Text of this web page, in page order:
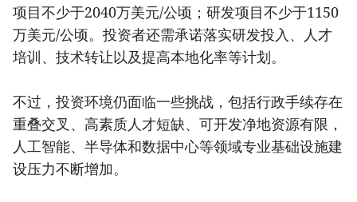
项目不少于2040万美元/公顷；研发项目不少于1150
万美元/公顷。投资者还需承诺落实研发投入、人才
培训、技术转让以及提高本地化率等计划。
不过，投资环境仍面临一些挑战，包括行政手续存在
重叠交叉、高素质人才短缺、可开发净地资源有限，
人工智能、半导体和数据中心等领域专业基础设施建
设压力不断增加。